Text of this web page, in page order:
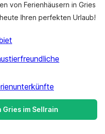
von Ferienhäusern in Gries
Ihren perfekten Urlaub!
Gries im Sellrain